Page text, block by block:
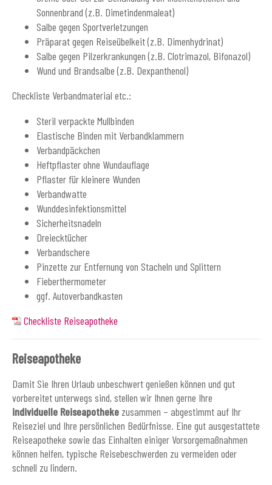
Sonnenbrand (z.B. Dimetindenmaleat)
Salbe gegen Sportverletzungen
Präparat gegen Reiseübelkeit (z.B. Dimenhydrinat)
Salbe gegen Pilzerkrankungen (z.B. Clotrimazol, Bifonazol)
Wund und Brandsalbe (z.B. Dexpanthenol)
Checkliste Verbandmaterial etc.:
Steril verpackte Mullbinden
Elastische Binden mit Verbandklammern
Verbandpäckchen
Heftpflaster ohne Wundauflage
Pflaster für kleinere Wunden
Verbandwatte
Wunddesinfektionsmittel
Sicherheitsnadeln
Dreiecktücher
Verbandschere
Pinzette zur Entfernung von Stacheln und Splittern
Fieberthermometer
ggf. Autoverbandkasten
Checkliste Reiseapotheke
Reiseapotheke
Damit Sie Ihren Urlaub unbeschwert genießen können und gut
vorbereitet unterwegs sind, stellen wir Ihnen gerne Ihre
individuelle Reiseapotheke zusammen – abgestimmt auf Ihr
Reiseziel und Ihre persönlichen Bedürfnisse. Eine gut ausgestattete
Reiseapotheke sowie das Einhalten einiger Vorsorgemaßnahmen
können helfen, typische Reisebeschwerden zu vermeiden oder
schnell zu lindern.